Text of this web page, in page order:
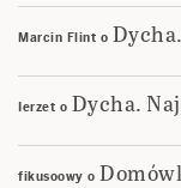
Marcin Flint o
Ierzet o Dycha.
fikusoowy o